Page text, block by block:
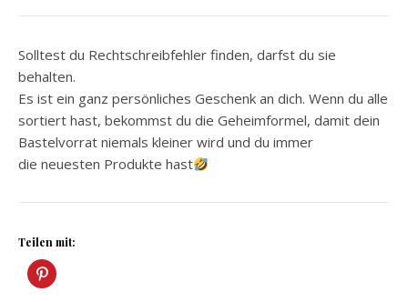
Solltest du Rechtschreibfehler finden, darfst du sie
behalten.
Es ist ein ganz persönliches Geschenk an dich. Wenn du alle
sortiert hast, bekommst du die Geheimformel, damit dein
Bastelvorrat niemals kleiner wird und du immer
die neuesten Produkte hast
Teilen mit: